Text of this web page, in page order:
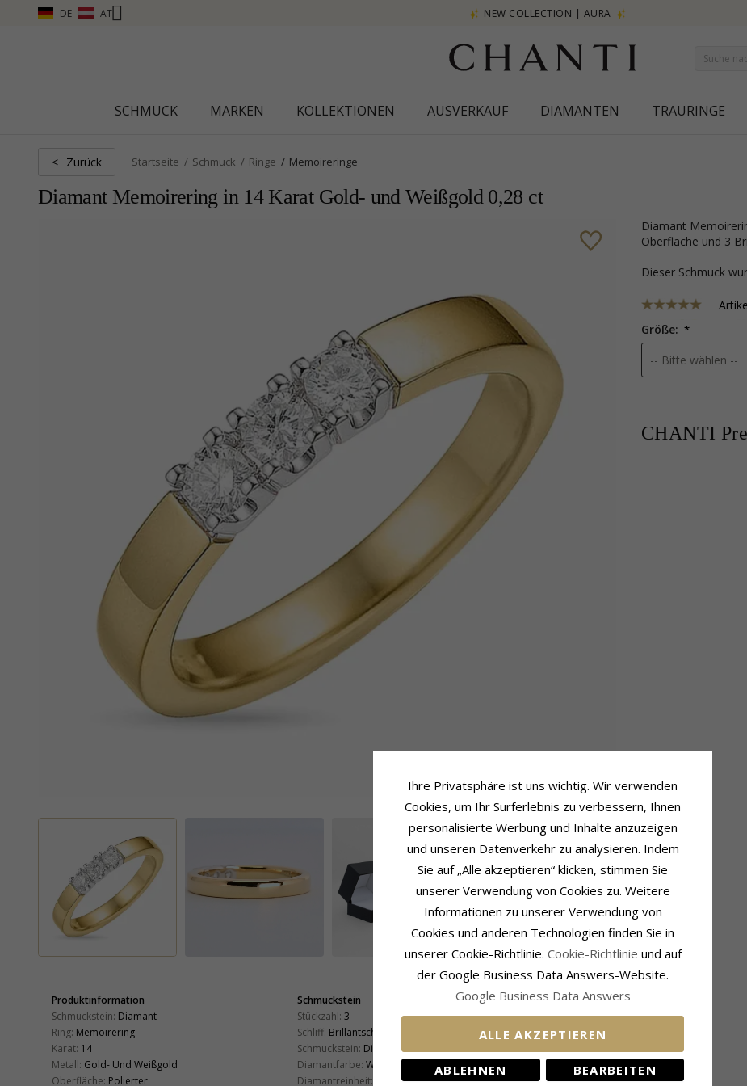
DE AT NEW COLLECTION | AURA
SCHMUCK MARKEN KOLLEKTIONEN AUSVERKAUF DIAMANTEN TRAURINGE
< Zurück Startseite Schmuck Ringe Memoireringe
Diamant Memoirering in 14 Karat Gold- und Weißgold 0,28 ct
Diamant Memoirering in 14 Karat Gold- und Weißgold mit polierter
Oberfläche und 3
Dieser Schmuck
Größe:
CHANTI
Produktinformation
Schmuckstein: Diamant
Ring: Memoirering
Karat: 14
Metall: Gold- Und Weißgold
Oberfläche: Polierter
Schmuckstein
Stückzahl: 3
Schliff: Brillantschliff
Schmuckstein: Diamant
Diamantfarbe: Wesselton
Diamantreinheit:
Ringschiene
Breite, Oben:3,2 mm
Breite, Unten:
Dicke, Unten:1,6 mm
Ihre Privatsphäre ist uns wichtig. Wir verwenden
Cookies, um Ihr Surferlebnis zu verbessern, Ihnen
personalisierte Werbung und Inhalte anzuzeigen
und unseren Datenverkehr zu analysieren. Indem
Sie auf „Alle akzeptieren“ klicken, stimmen Sie
unserer Verwendung von Cookies zu. Weitere
Informationen zu unserer Verwendung von
Cookies und anderen Technologien finden Sie in
unserer Cookie-Richtlinie. Cookie-Richtlinie und auf
der Google Business Data Answers-Website.
Google Business Data Answers
ALLE AKZEPTIEREN
ABLEHNEN BEARBEITEN